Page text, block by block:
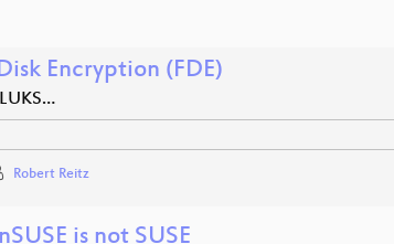
Encryption (FDE)
Robert Reitz
is not SUSE